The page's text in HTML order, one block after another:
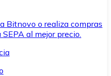
Bitnovo o realiza compras
al mejor precio.